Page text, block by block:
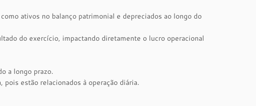
ativos no balanço patrimonial e depreciados ao longo do
do exercício, impactando diretamente o lucro operacional
a longo prazo.
estão relacionados à operação diária.